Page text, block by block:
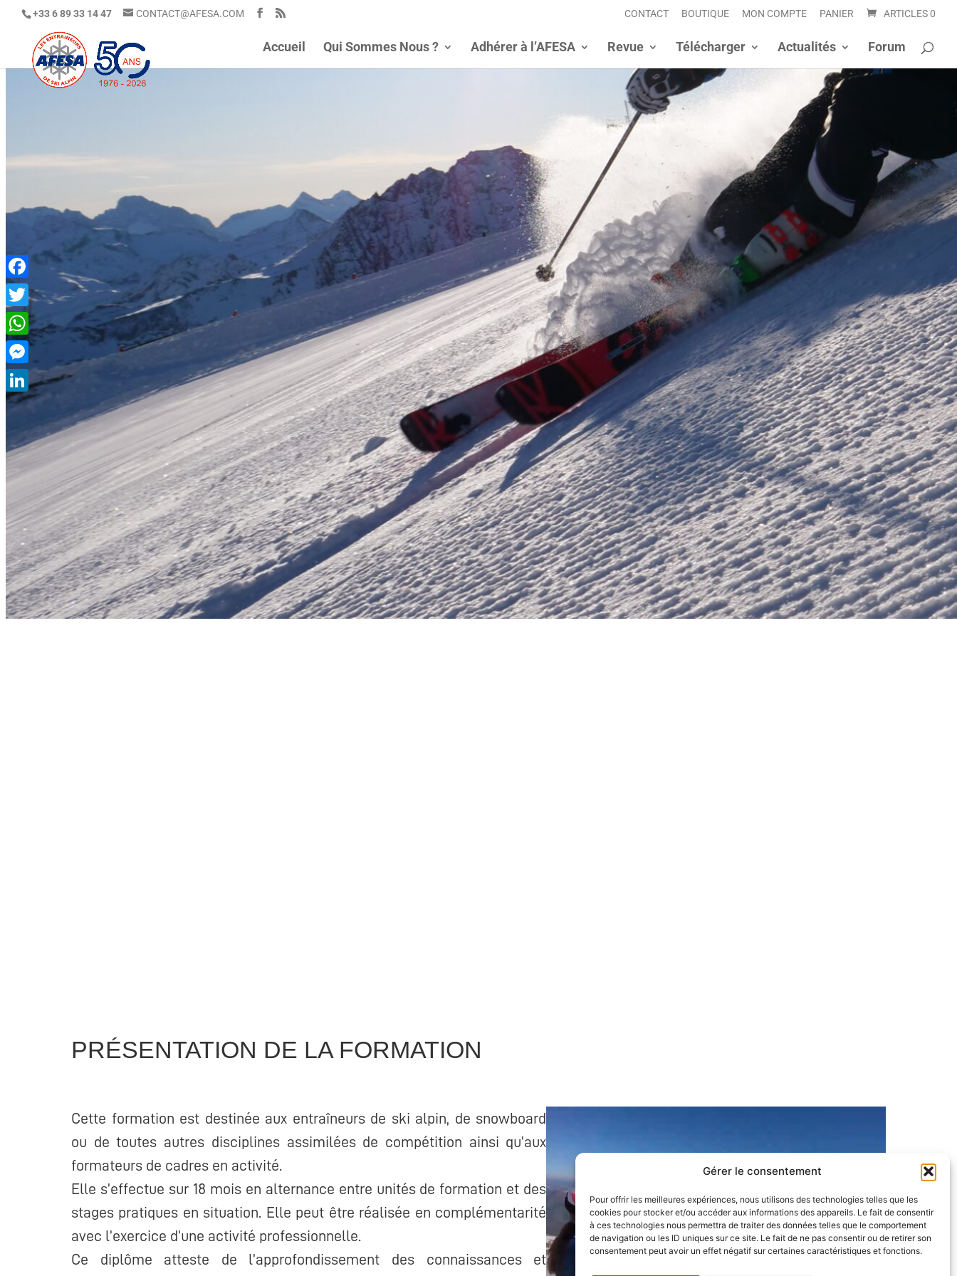
+33 6 89 33 14 47 CONTACT@AFESA.COM CONTACT BOUTIQUE MON COMPTE PANIER ARTICLES 0
Accueil Qui Sommes Nous ? Adhérer à l’AFESA Revue Télécharger Actualités Forum
Facebook
Twitter
WhatsApp
Messenger
LinkedIn